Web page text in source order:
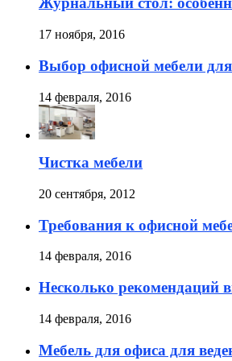
17 ноября, 2016
Выбор офисной мебели
14 февраля, 2016
Чистка мебели
20 сентября, 2012
Требования к офисной
14 февраля, 2016
Несколько рекомендаций
14 февраля, 2016
Мебель для офиса для